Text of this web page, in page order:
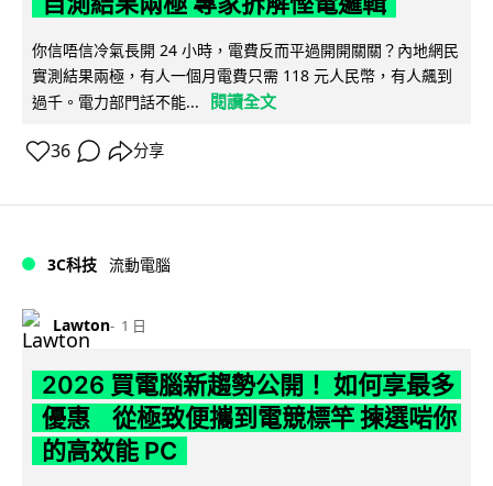
你信唔信冷氣長開 24 小時，電費反而平過開開關關？內地網民
實測結果兩極，有人一個月電費只需 118 元人民幣，有人飆到
過千。電力部門話不能...
閱讀全文
36 分享
3C科技 流動電腦
Lawton 1 日
2026 買電腦新趨勢公開！ 如何享最多
優惠 從極致便攜到電競標竿 揀選啱你
的高效能 PC